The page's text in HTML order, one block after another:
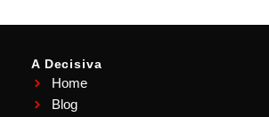
A Decisiva
Home
Blog